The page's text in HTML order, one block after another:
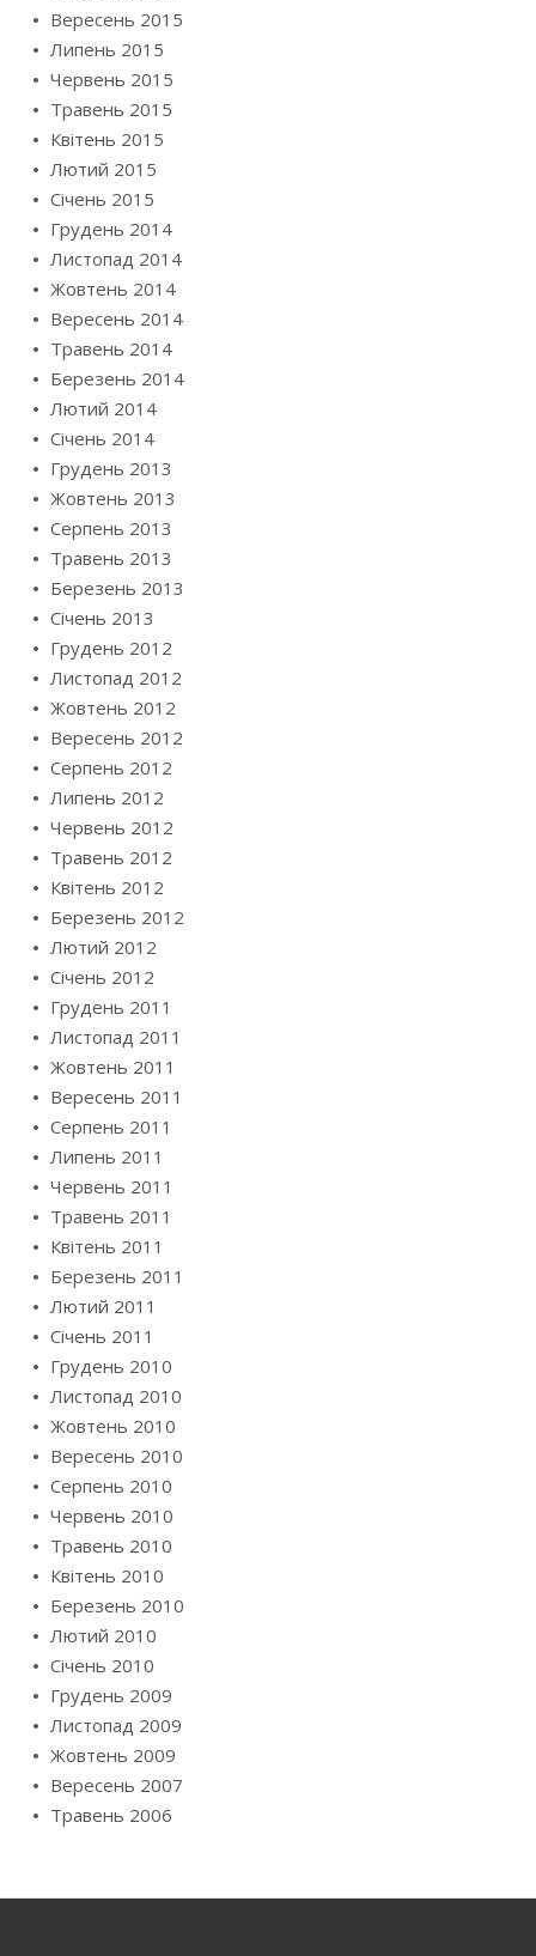
Вересень 2015
Липень 2015
Червень 2015
Травень 2015
Квітень 2015
Лютий 2015
Січень 2015
Грудень 2014
Листопад 2014
Жовтень 2014
Вересень 2014
Травень 2014
Березень 2014
Лютий 2014
Січень 2014
Грудень 2013
Жовтень 2013
Серпень 2013
Травень 2013
Березень 2013
Січень 2013
Грудень 2012
Листопад 2012
Жовтень 2012
Вересень 2012
Серпень 2012
Липень 2012
Червень 2012
Травень 2012
Квітень 2012
Березень 2012
Лютий 2012
Січень 2012
Грудень 2011
Листопад 2011
Жовтень 2011
Вересень 2011
Серпень 2011
Липень 2011
Червень 2011
Травень 2011
Квітень 2011
Березень 2011
Лютий 2011
Січень 2011
Грудень 2010
Листопад 2010
Жовтень 2010
Вересень 2010
Серпень 2010
Червень 2010
Травень 2010
Квітень 2010
Березень 2010
Лютий 2010
Січень 2010
Грудень 2009
Листопад 2009
Жовтень 2009
Вересень 2007
Травень 2006